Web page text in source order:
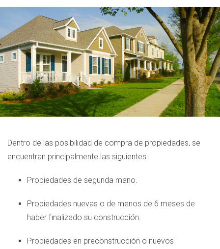
Dentro de las posibilidad de compra de propiedades, se
encuentran principalmente las siguientes:
Propiedades de segunda mano.
Propiedades nuevas o de menos de 6 meses de
haber finalizado su construcción.
Propiedades en preconstrucción o nuevos